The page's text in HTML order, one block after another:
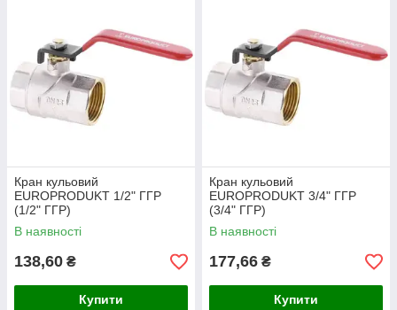
Кран кульовий
EUROPRODUKT 1/2" ГГР
(1/2" ГГР)
В наявності
138,60 ₴
Купити
Кран кульовий
EUROPRODUKT 3/4" ГГР
(3/4" ГГР)
В наявності
177,66 ₴
Купити